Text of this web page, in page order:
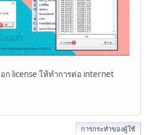
ก license ให้ทำการต่อ internet
การกระทำของผู้ใช้